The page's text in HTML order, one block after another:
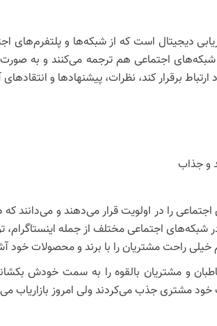
دیجیتال است که از شبکه‌ها و
برقرار کند، نظرات، پیشنهادها و
و جذاب
را در اولویت قرار می‌دهند و می‌دانند
اجتماعی مختلف از جمله
راحت مشتریان را با برند و محصولات خود
و مشتریان بالقوه را به سمت خودش
مشتری جذب می‌کردند ولی امروز بازاریاب